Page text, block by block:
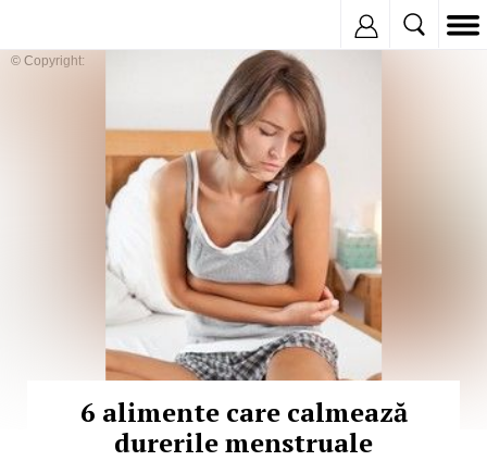
© Copyright:
6 alimente care calmează
durerile menstruale